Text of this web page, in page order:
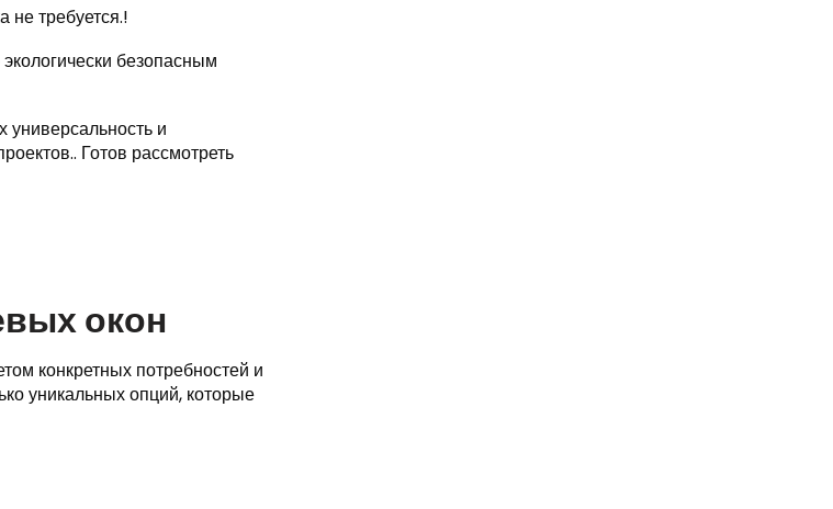
не требуется.!
безопасным
и
Готов рассмотреть
окон
конкретных потребностей и
уникальных опций, которые